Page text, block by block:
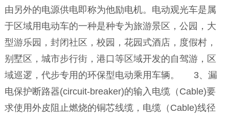
由另外的电源供电即称为他励电机。电动观光车是属
于区域用电动车的一种是种专为旅游景区，公园，大
型游乐园，封闭社区，校园，花园式酒店，度假村，
别墅区，城市步行街，港口等区域开发的自驾游，区
域巡逻，代步专用的环保型电动乘用车辆。 3、漏
电保护断路器(circuit-breaker)的输入电缆（Cable)要
求使用外皮阻止燃烧的铜芯线缆，电缆（Cable)线径